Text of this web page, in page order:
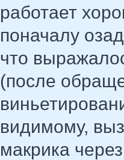
работает
поначалу
что
(после
видимому,
макрика